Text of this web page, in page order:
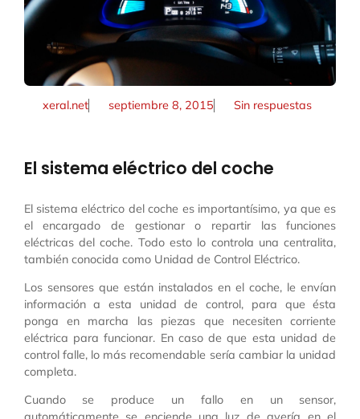
xeral.net septiembre 8, 2015 Sin respuestas
El sistema eléctrico del coche
El sistema eléctrico del coche es importantísimo, ya que es
el encargado de gestionar o repartir las funciones
eléctricas del coche. Todo esto lo controla una centralita,
también conocida como Unidad de Control Eléctrico.
Los sensores que están instalados en el coche, le envían
información a esta unidad de control, para que ésta
ponga en marcha las piezas que necesiten corriente
eléctrica para funcionar. En caso de que esta unidad de
control falle, lo más recomendable sería cambiar la unidad
completa.
Cuando se produce un fallo en un sensor,